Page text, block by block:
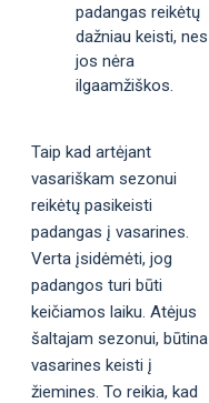
padangas reikėtų
dažniau keisti, nes
jos nėra
ilgaamžiškos.
Taip kad artėjant
vasariškam sezonui
reikėtų pasikeisti
padangas į vasarines.
Verta įsidėmėti, jog
padangos turi būti
keičiamos laiku. Atėjus
šaltajam sezonui, būtina
vasarines keisti į
žiemines. To reikia, kad